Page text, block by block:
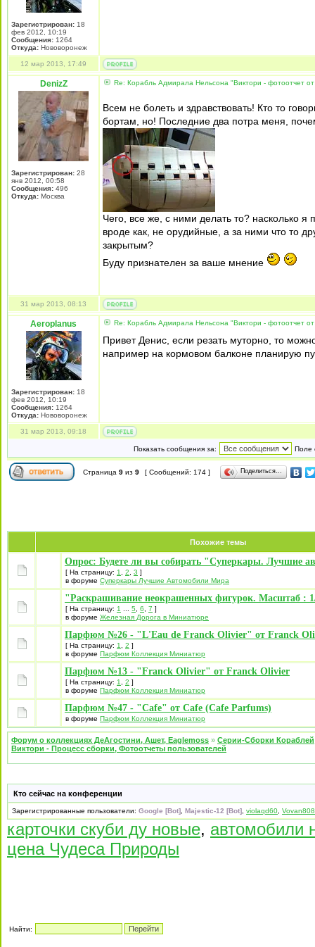
Зарегистрирован: 18
фев 2012, 10:19
Сообщения: 1264
Откуда: Нововоронеж
12 мар 2013, 17:49
DenizZ
Зарегистрирован: 28
янв 2012, 00:58
Сообщения: 496
Откуда: Москва
Re: Корабль Адмирала Нельсона "Виктори - фотоотчет от
Всем не болеть и здравствовать! Кто то
бортам, но! Последние два потра меня,
Чего, все же, с ними делать то? насколько
вроде как, не орудийные, а за ними что то
закрытым?
Буду признателен за ваше мнение
31 мар 2013, 08:13
Aeroplanus
Зарегистрирован: 18
фев 2012, 10:19
Сообщения: 1264
Откуда: Нововоронеж
Re: Корабль Адмирала Нельсона "Виктори - фотоотчет от
Привет Денис, если резать муторно, то
например на кормовом балконе планирую
31 мар 2013, 09:18
Показать сообщения за: Поле
Страница 9 из 9 [ Сообщений: 174 ] Поделиться…
Похожие темы
Опрос: Будете ли вы собирать "Суперкары. Лучшие
[ На страницу: 1 2 3 ]
в форуме Суперкары Лучшие Автомобили Mира
"Раскрашивание неокрашенных фигурок. Масштаб :
[ На страницу: 1 5 6 7 ]
в форуме Железная Дорога в Миниатюре
Парфюм №26 - "L'Eau de Franck Olivier" от Franck
[ На страницу: 1 2 ]
в форуме Парфюм Коллекция Миниатюр
Парфюм №13 - "Franck Olivier" от Franck Olivier
[ На страницу: 1 2 ]
в форуме Парфюм Коллекция Миниатюр
Парфюм №47 - "Cafe" от Cafe (Cafe Parfums)
в форуме Парфюм Коллекция Миниатюр
Форум о коллекциях ДеАгостини, Ашет, Eaglemoss » Серии-Сборки Кораблей
Виктори - Процесс сборки, Фотоотчеты пользователей
Кто сейчас на конференции
Зарегистрированные пользователи: Google [Bot] Majestic-12 [Bot] violaqd60
карточки скуби ду новые, автомобили
цена Чудеса Природы
Найти: